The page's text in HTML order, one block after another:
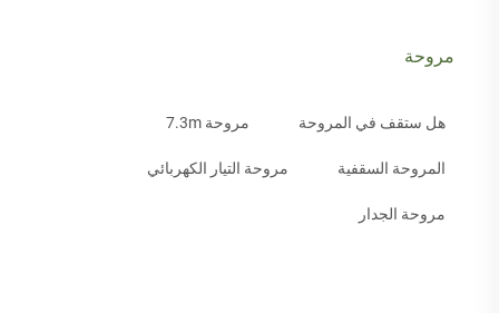
مروحة
هل ستقف في المروحة مروحة 7.3m
المروحة السقفية مروحة التيار الكهربائي
مروحة الجدار